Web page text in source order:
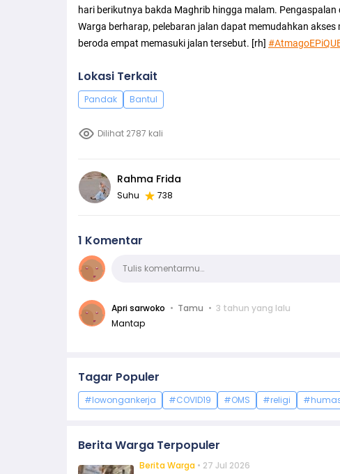
hari berikutnya bakda Maghrib hingga malam.
Warga berharap, pelebaran jalan dapat memudahkan
beroda empat memasuki jalan tersebut. [rh]
Lokasi Terkait
Pandak Bantul
Dilihat 2787 kali
Rahma Frida
Suhu 738
1 Komentar
KomentarTulis komentarmu…
Apri sarwoko Tamu
3 tahun yang lalu
Mantap
Tagar Populer
#lowongankerja #COVID19 #OMS #religi
Berita Warga Terpopuler
Berita Warga • 27 Jul 2026